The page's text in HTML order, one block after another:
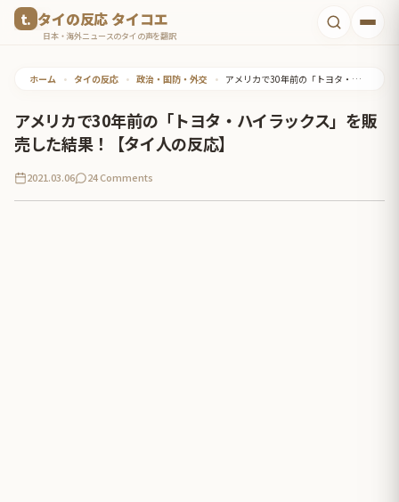
タイの反応 タイコエ
日本・海外ニュースのタイの声を翻訳
ホーム • タイの反応 • 政治・国防・外交 • アメリカで30年前の「トヨタ・ハイラックス」を販売した結果！【タイ人の反応】
アメリカで30年前の「トヨタ・ハイラックス」を販
売した結果！【タイ人の反応】
2021.03.06 24 Comments